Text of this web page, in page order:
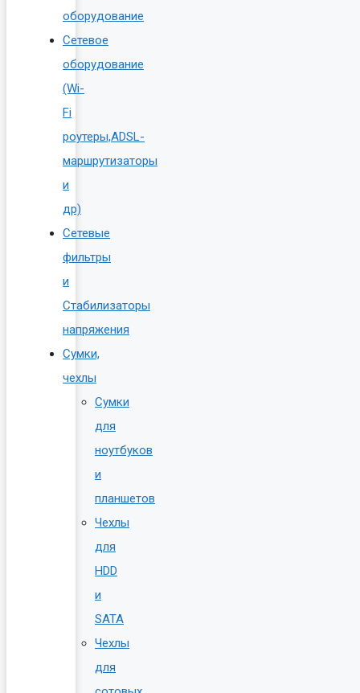
оборудование
Сетевое
оборудование
(Wi-
Fi
роутеры,ADSL-
маршрутизаторы
и
др)
Сетевые
фильтры
и
Стабилизаторы
напряжения
Сумки,
чехлы
Сумки
для
ноутбуков
и
планшетов
Чехлы
для
HDD
и
SATA
Чехлы
для